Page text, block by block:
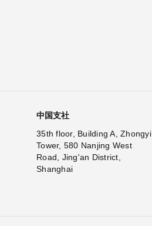
中国支社
35th floor, Building A, Zhongyi
Tower, 580 Nanjing West
Road, Jing'an District,
Shanghai